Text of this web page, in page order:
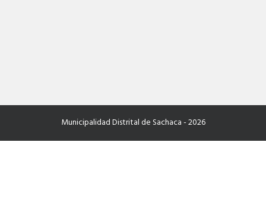
Municipalidad Distrital de Sachaca - 2026